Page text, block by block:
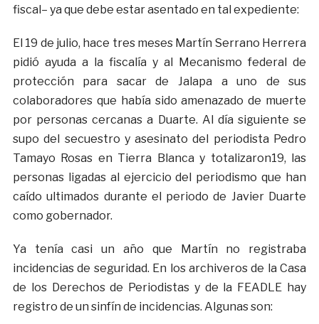
fiscal– ya que debe estar asentado en tal expediente:
El 19 de julio, hace tres meses Martín Serrano Herrera
pidió ayuda a la fiscalía y al Mecanismo federal de
protección para sacar de Jalapa a uno de sus
colaboradores que había sido amenazado de muerte
por personas cercanas a Duarte. Al día siguiente se
supo del secuestro y asesinato del periodista Pedro
Tamayo Rosas en Tierra Blanca y totalizaron19, las
personas ligadas al ejercicio del periodismo que han
caído ultimados durante el periodo de Javier Duarte
como gobernador.
Ya tenía casi un año que Martín no registraba
incidencias de seguridad. En los archiveros de la Casa
de los Derechos de Periodistas y de la FEADLE hay
registro de un sinfín de incidencias. Algunas son: